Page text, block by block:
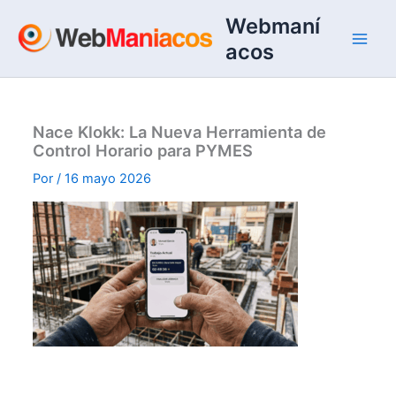
contenido
Webmaní
acos
Nace Klokk: La Nueva Herramienta de
Control Horario para PYMES
Por/16 mayo 2026